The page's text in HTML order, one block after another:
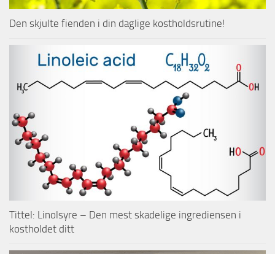
Den skjulte fienden i din daglige kostholdsrutine!
Tittel: Linolsyre – Den mest skadelige ingrediensen i
kostholdet ditt